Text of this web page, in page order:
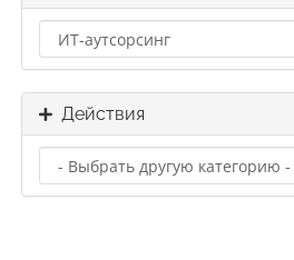
Действия